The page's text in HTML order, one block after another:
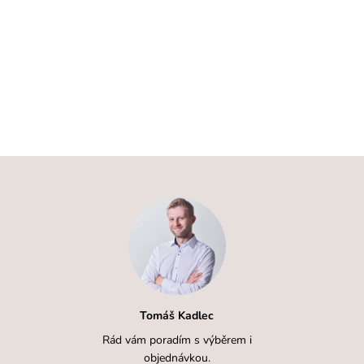
Tomáš Kadlec
Rád vám poradím s výběrem i
objednávkou.